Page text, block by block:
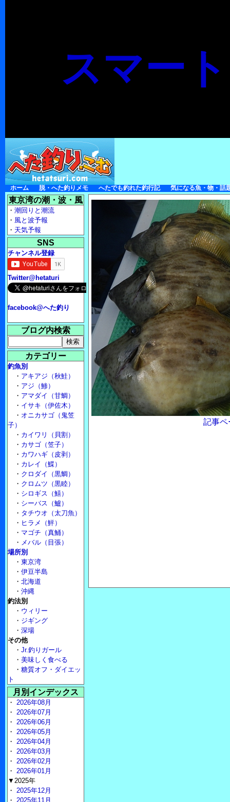
スマー
ホーム 脱・へた釣りメモ へたでも釣れた釣行記 気になる魚・物・話
記事ペ
東京湾の潮・波・風
・ 潮回りと潮流
・ 風と波予報
・ 天気予報
SNS
チャンネル登録
Twitter@hetaturi
facebook@へた釣り
ブログ内検索
カテゴリー
釣魚別
・ アキアジ（秋鮭）
・ アジ（鯵）
・ アマダイ（甘鯛）
・ イサキ（伊佐木）
・ オニカサゴ（鬼笠
子）
・ カイワリ（貝割）
・ カサゴ（笠子）
・ カワハギ（皮剥）
・ カレイ（鰈）
・ クロダイ（黒鯛）
・ クロムツ（黒睦）
・ シロギス（鱚）
・ シーバス（鱸）
・ タチウオ（太刀魚）
・ ヒラメ（鮃）
・ マゴチ（真鯒）
・ メバル（目張）
場所別
・ 東京湾
・ 伊豆半島
・ 北海道
・ 沖縄
釣法別
・ ウィリー
・ ジギング
・ 深場
その他
・ Jr.釣りガール
・ 美味しく食べる
・ 糖質オフ・ダイエッ
ト
月別インデックス
・ 2026年08月
・ 2026年07月
・ 2026年06月
・ 2026年05月
・ 2026年04月
・ 2026年03月
・ 2026年02月
・ 2026年01月
▼2025年
・ 2025年12月
・ 2025年11月